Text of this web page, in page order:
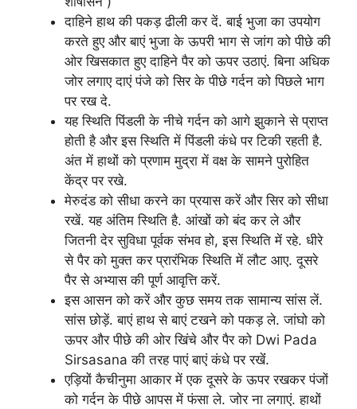
दाहिने हाथ की पकड़ ढीली कर दें. बाई भुजा का उपयोग
करते हुए और बाएं भुजा के ऊपरी भाग से जांग को पीछे की
ओर खिसकात हुए दाहिने पैर को ऊपर उठाएं. बिना अधिक
जोर लगाए दाएं पंजे को सिर के पीछे गर्दन को पिछले भाग
पर रख दे.
यह स्थिति पिंडली के नीचे गर्दन को आगे झुकाने से प्राप्त
होती है और इस स्थिति में पिंडली कंधे पर टिकी रहती है.
अंत में हाथों को प्रणाम मुद्रा में वक्ष के सामने पुरोहित
केंद्र पर रखे.
मेरुदंड को सीधा करने का प्रयास करें और सिर को सीधा
रखें. यह अंतिम स्थिति है. आंखों को बंद कर ले और
जितनी देर सुविधा पूर्वक संभव हो, इस स्थिति में रहे. धीरे
से पैर को मुक्त कर प्रारंभिक स्थिति में लौट आए. दूसरे
पैर से अभ्यास की पूर्ण आवृत्ति करें.
इस आसन को करें और कुछ समय तक सामान्य सांस लें.
सांस छोड़ें. बाएं हाथ से बाएं टखने को पकड़ ले. जांघो को
ऊपर और पीछे की ओर खिंचे और पैर को Dwi Pada
Sirsasana की तरह पाएं बाएं कंधे पर रखेंं.
एड़ियों कैचीनुमा आकार में एक दूसरे के ऊपर रखकर पंजों
को गर्दन के पीछे आपस में फंसा ले. जोर ना लगाएं. हाथों